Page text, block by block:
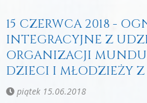
15 CZERWCA 2018 -
INTEGRACYJNE Z
ORGANIZACJI
DZIECI I MŁODZIEŻY
piątek 15.06.2018